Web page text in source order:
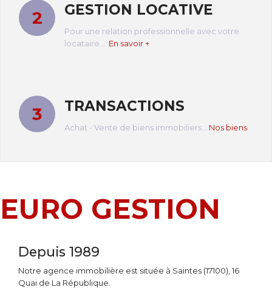
2 GESTION LOCATIVE
Pour une relation professionnelle avec votre
locataire...
En savoir +
3 TRANSACTIONS
Achat - Vente de biens immobiliers... Nos biens
EURO GESTION
Depuis 1989
Notre agence immobilière est située à Saintes (17100), 16
Quai de La République.